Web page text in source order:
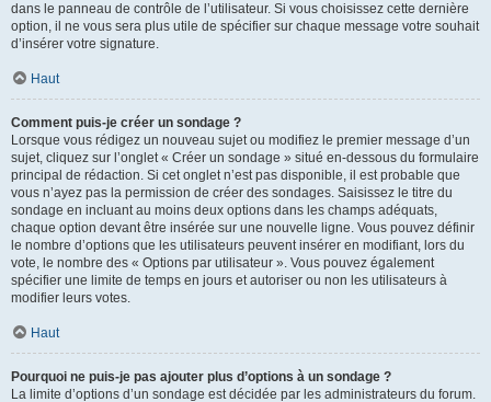
dans le panneau de contrôle de l’utilisateur. Si vous choisissez cette dernière
option, il ne vous sera plus utile de spécifier sur chaque message votre souhait
d’insérer votre signature.
Haut
Comment puis-je créer un sondage ?
Lorsque vous rédigez un nouveau sujet ou modifiez le premier message d’un
sujet, cliquez sur l’onglet « Créer un sondage » situé en-dessous du formulaire
principal de rédaction. Si cet onglet n’est pas disponible, il est probable que
vous n’ayez pas la permission de créer des sondages. Saisissez le titre du
sondage en incluant au moins deux options dans les champs adéquats,
chaque option devant être insérée sur une nouvelle ligne. Vous pouvez définir
le nombre d’options que les utilisateurs peuvent insérer en modifiant, lors du
vote, le nombre des « Options par utilisateur ». Vous pouvez également
spécifier une limite de temps en jours et autoriser ou non les utilisateurs à
modifier leurs votes.
Haut
Pourquoi ne puis-je pas ajouter plus d’options à un sondage ?
La limite d’options d’un sondage est décidée par les administrateurs du forum.